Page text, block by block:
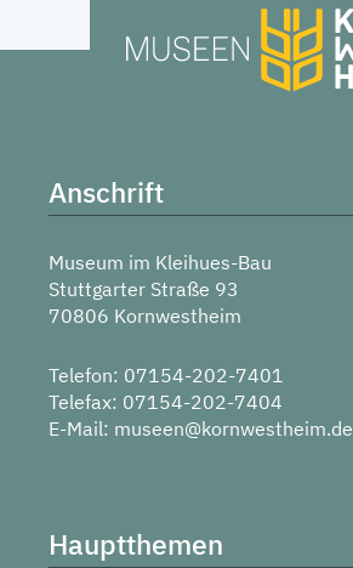
Anschrift
Museum im Kleihues-Bau
Stuttgarter Straße 93
70806 Kornwestheim
Telefon: 07154-202-7401
Telefax: 07154-202-7404
E-Mail: museen@kornwestheim.de
Hauptthemen